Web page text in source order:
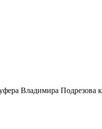
Владимира